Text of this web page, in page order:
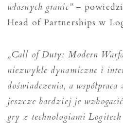
własnych granic”–
Head of Partnerships w
„Call of Duty: Modern
niezwykle dynamiczne i
doświadczenia, a
jeszcze bardziej je
gry z technologiami